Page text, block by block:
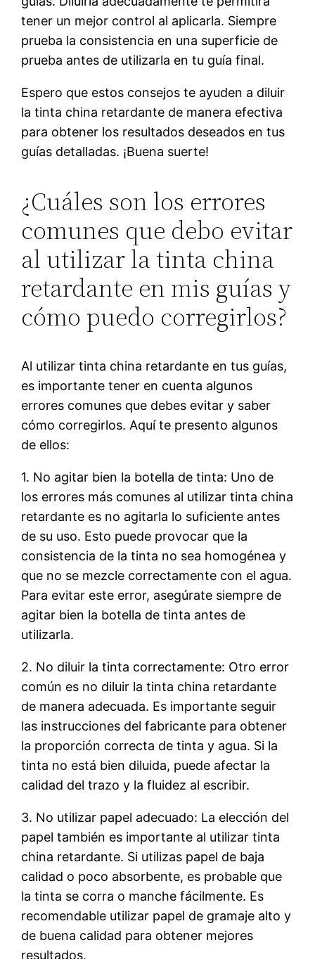
tener un mejor control al aplicarla. Siempre
prueba la consistencia en una superficie de
prueba antes de utilizarla en tu guía final.
Espero que estos consejos te ayuden a diluir
la tinta china retardante de manera efectiva
para obtener los resultados deseados en tus
guías detalladas. ¡Buena suerte!
¿Cuáles son los errores
comunes que debo evitar
al utilizar la tinta china
retardante en mis guías y
cómo puedo corregirlos?
Al utilizar tinta china retardante en tus guías,
es importante tener en cuenta algunos
errores comunes que debes evitar y saber
cómo corregirlos. Aquí te presento algunos
de ellos:
1. No agitar bien la botella de tinta: Uno de
los errores más comunes al utilizar tinta china
retardante es no agitarla lo suficiente antes
de su uso. Esto puede provocar que la
consistencia de la tinta no sea homogénea y
que no se mezcle correctamente con el agua.
Para evitar este error, asegúrate siempre de
agitar bien la botella de tinta antes de
utilizarla.
2. No diluir la tinta correctamente: Otro error
común es no diluir la tinta china retardante
de manera adecuada. Es importante seguir
las instrucciones del fabricante para obtener
la proporción correcta de tinta y agua. Si la
tinta no está bien diluida, puede afectar la
calidad del trazo y la fluidez al escribir.
3. No utilizar papel adecuado: La elección del
papel también es importante al utilizar tinta
china retardante. Si utilizas papel de baja
calidad o poco absorbente, es probable que
la tinta se corra o manche fácilmente. Es
recomendable utilizar papel de gramaje alto y
de buena calidad para obtener mejores
resultados.